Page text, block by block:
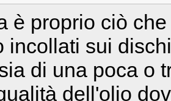
è proprio ciò
incollati sui
di una poca o
dell'olio